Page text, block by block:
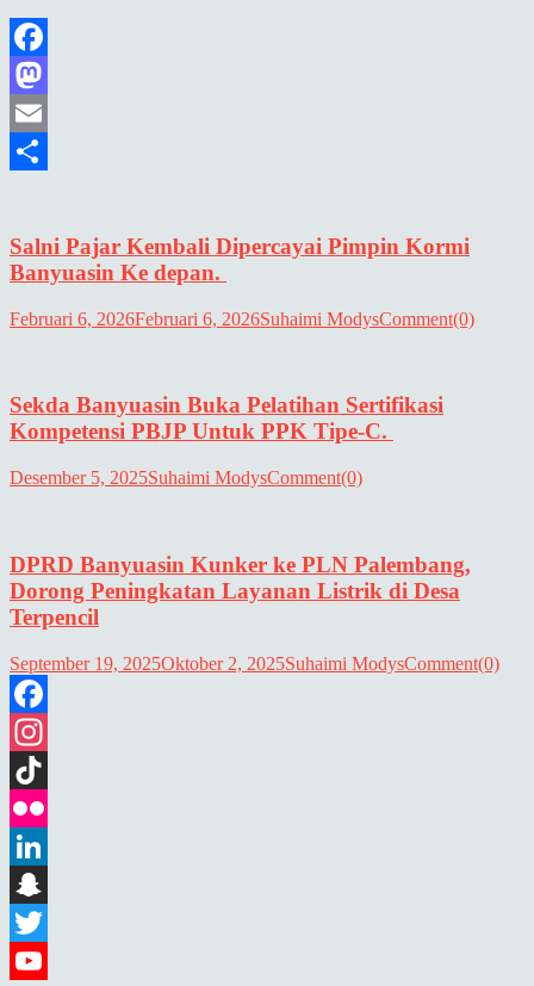
Facebook
Mastodon
Email
Salni Pajar Kembali Dipercayai Pimpin Kormi
Banyuasin Ke depan.
Februari 6, 2026Februari 6, 2026Suhaimi ModysComment(0)
Sekda Banyuasin Buka Pelatihan Sertifikasi
Kompetensi PBJP Untuk PPK Tipe-C.
Desember 5, 2025Suhaimi ModysComment(0)
DPRD Banyuasin Kunker ke PLN Palembang,
Dorong Peningkatan Layanan Listrik di Desa
Terpencil
September 19, 2025Oktober 2, 2025Suhaimi ModysComment(0)
Facebook
Instagram
TikTok
Flickr
LinkedIn
Snapchat
Twitter